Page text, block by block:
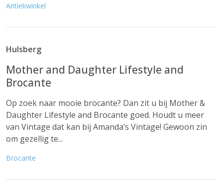
Antiekwinkel
Hulsberg
Mother and Daughter Lifestyle and
Brocante
Op zoek naar mooie brocante? Dan zit u bij Mother &
Daughter Lifestyle and Brocante goed. Houdt u meer
van Vintage dat kan bij Amanda’s Vintage! Gewoon zin
om gezellig te...
Brocante